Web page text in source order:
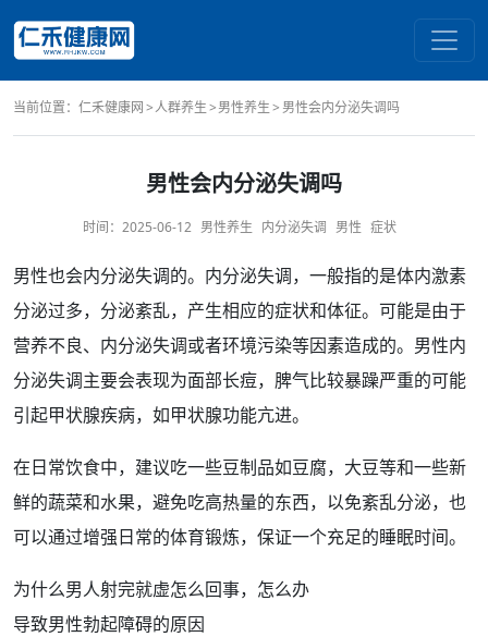
当前位置： 仁禾健康网 人群养生 男性养生 男性会内分泌失调吗
男性会内分泌失调吗
时间： 2025-06-12 男性养生 内分泌失调 男性 症状
男性也会内分泌失调的。内分泌失调，一般指的是体内激素
分泌过多，分泌紊乱，产生相应的症状和体征。可能是由于
营养不良、内分泌失调或者环境污染等因素造成的。男性内
分泌失调主要会表现为面部长痘，脾气比较暴躁严重的可能
引起甲状腺疾病，如甲状腺功能亢进。
在日常饮食中，建议吃一些豆制品如豆腐，大豆等和一些新
鲜的蔬菜和水果，避免吃高热量的东西，以免紊乱分泌，也
可以通过增强日常的体育锻炼，保证一个充足的睡眠时间。
为什么男人射完就虚怎么回事，怎么办
导致男性勃起障碍的原因